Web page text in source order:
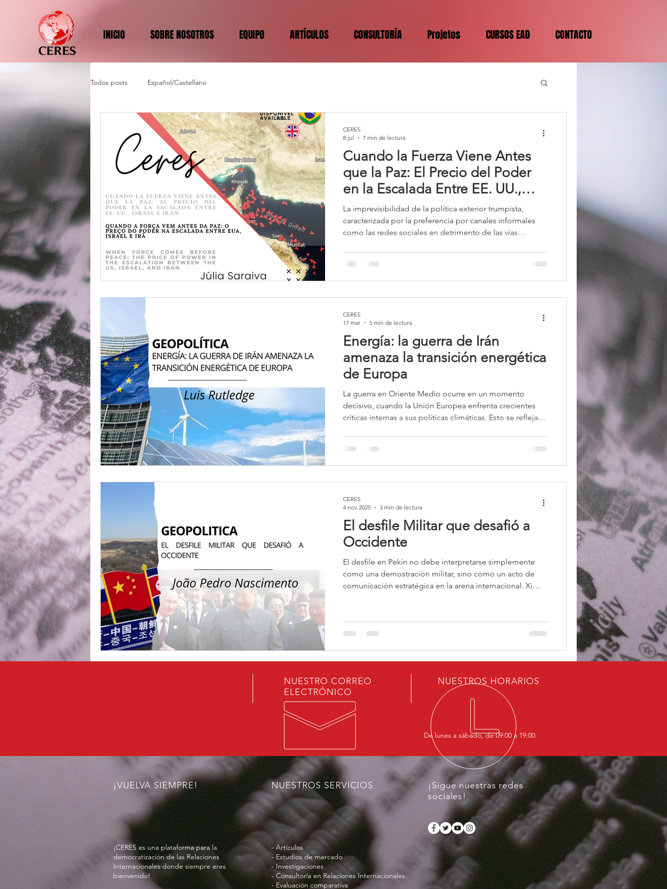
INICIO SOBRE NOSOTROS EQUIPO ARTÍCULOS CONSULTORÍA Projetos CURSOS EAD CONTACTO
Todos posts Español/Castellano
Cuando la Fuerza Viene Antes
que la Paz: El Precio del Poder
en la Escalada Entre EE. UU.,
Israel e Irán
La imprevisibilidad de la política exterior trumpista,
caracterizada por la preferencia por canales informales
como las redes sociales en detrimento de las vías
meramente estilístico; representa una ruptura profunda
con los principios del liberalismo institucionalista y con la
CERES
8 jul
7 min de lectura
Energía: la guerra de Irán
amenaza la transición energética
de Europa
La guerra en Oriente Medio ocurre en un momento
decisivo, cuando la Unión Europea enfrenta crecientes
críticas internas a sus políticas climáticas. Esto se refleja
de comercio de emisiones, o incluso para reducir los
objetivos de emisiones de carbono para los vehículos
CERES
17 mar
5 min de lectura
El desfile Militar que desafió a
Occidente
El desfile en Pekín no debe interpretarse simplemente
como una demostración militar, sino como un acto de
comunicación estratégica en la arena internacional. Xi
vencedora de la Segunda Guerra Mundial; (2) el avance
tecnológico-militar que la coloca en posición de rivalizar
CERES
4 nov 2025
3 min de lectura
NUESTRO CORREO
ELECTRÓNICO
NUESTROS HORARIOS
De lunes a sábado, de 09:00 a 19:00.
¡VUELVA SIEMPRE! NUESTROS SERVICIOS
¡Sigue nuestras redes
sociales!
¡CERES es una plataforma para la
democratización de las Relaciones
Internacionales donde siempre eres
bienvenido!
- Artículos
- Estudios de mercado
- Investigaciones
- Consultoría en Relaciones Internacionales
- Evaluación comparativa